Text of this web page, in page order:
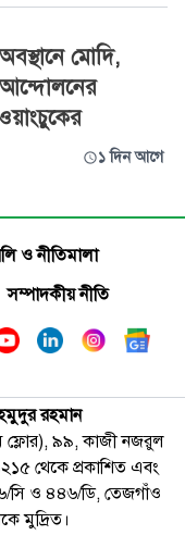
মোদি,
১ দিন আগে
ও নীতিমালা
সম্পাদকীয় নীতি
রহমান
ফ্লোর), ৯৯, কাজী নজরুল
থেকে প্রকাশিত এবং
সি ও ৪৪৬/ডি, তেজগাঁও
মুদ্রিত।